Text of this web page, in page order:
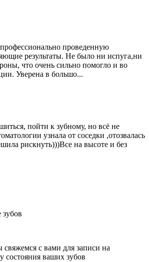
проведенную
результаты. Не было ни испуга,ни
что очень сильно помогло и во
Уверена в большо...
пойти к зубному, но всё не
узнала от соседки ,отозвалась
рискнуть)))Все на высоте и без
зубов
свяжемся с вами для записи на
состояния ваших зубов